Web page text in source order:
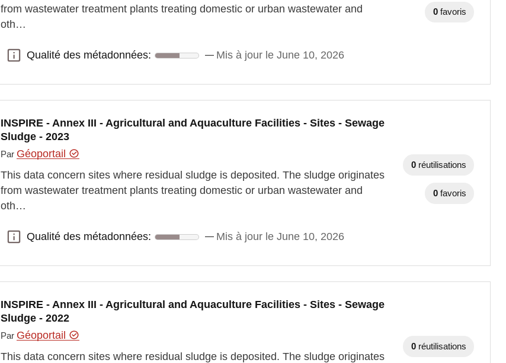
from wastewater treatment plants treating domestic or urban wastewater and
oth…
Qualité des métadonnées:
Qualité des métadonnées: Mis à jour le June 10, 2026
0 favoris
INSPIRE - Annex III - Agricultural and Aquaculture Facilities - Sites - Sewage
Sludge - 2023
Par Géoportail
This data concern sites where residual sludge is deposited. The sludge originates
from wastewater treatment plants treating domestic or urban wastewater and
oth…
Qualité des métadonnées:
Qualité des métadonnées: Mis à jour le June 10, 2026
0 réutilisations
0 favoris
INSPIRE - Annex III - Agricultural and Aquaculture Facilities - Sites - Sewage
Sludge - 2022
Par Géoportail
This data concern sites where residual sludge is deposited. The sludge originates
0 réutilisations